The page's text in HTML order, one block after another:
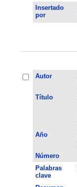
Insertado
por
Autor
Título
Año
Número
Palabras
clave